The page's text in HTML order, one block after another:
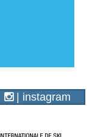
| instagram